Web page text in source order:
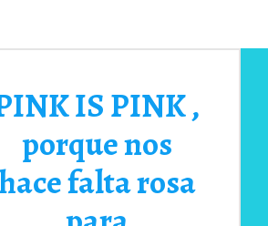
IS PINK ,
porque nos
falta rosa